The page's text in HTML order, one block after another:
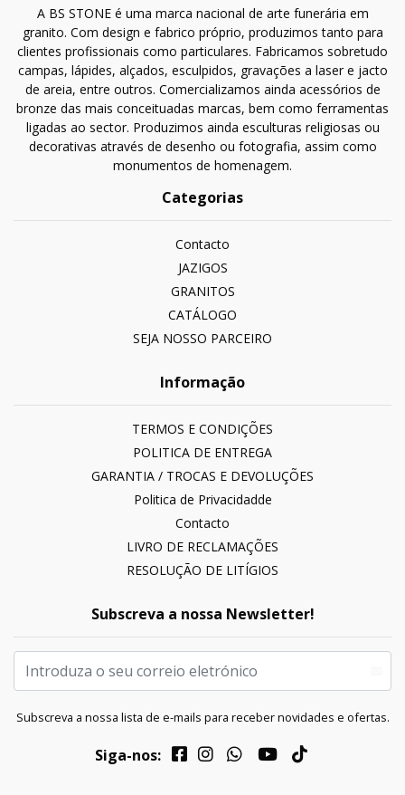
A BS STONE é uma marca nacional de arte funerária em
granito. Com design e fabrico próprio, produzimos tanto para
clientes profissionais como particulares. Fabricamos sobretudo
campas, lápides, alçados, esculpidos, gravações a laser e jacto
de areia, entre outros. Comercializamos ainda acessórios de
bronze das mais conceituadas marcas, bem como ferramentas
ligadas ao sector. Produzimos ainda esculturas religiosas ou
decorativas através de desenho ou fotografia, assim como
monumentos de homenagem.
Categorias
Contacto
JAZIGOS
GRANITOS
CATÁLOGO
SEJA NOSSO PARCEIRO
Informação
TERMOS E CONDIÇÕES
POLITICA DE ENTREGA
GARANTIA / TROCAS E DEVOLUÇÕES
Politica de Privacidadde
Contacto
LIVRO DE RECLAMAÇÕES
RESOLUÇÃO DE LITÍGIOS
Subscreva a nossa Newsletter!
Subscreva a nossa lista de e-mails para receber novidades e ofertas.
Siga-nos: